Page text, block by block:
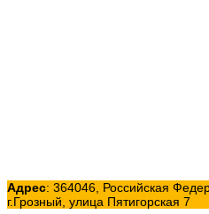
Адрес: 364046, Российская
г.Грозный, улица Пятигорская 7